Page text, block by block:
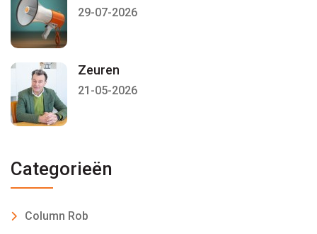
29-07-2026
Zeuren
21-05-2026
Categorieën
Column Rob